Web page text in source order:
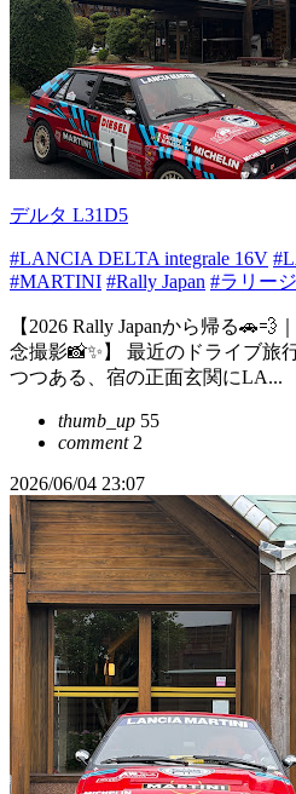
デルタ L31D5
#LANCIA DELTA integrale 16V
#MARTINI #Rally Japan #ラリー
【2026 Rally Japanから帰る
念撮影📸✨】 最近のドライブ旅
つつある、宿の正面玄関にLA...
thumb_up 55
comment2
2026/06/04 23:07